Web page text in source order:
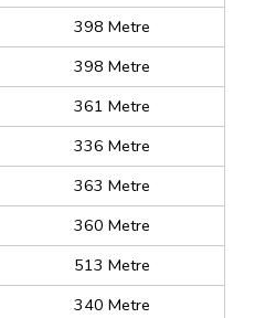
398 Metre
398 Metre
361 Metre
336 Metre
363 Metre
360 Metre
513 Metre
340 Metre